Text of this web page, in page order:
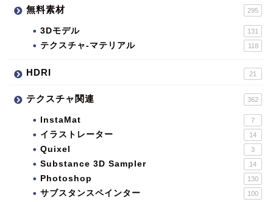
無料素材 295
3Dモデル 131
テクスチャ-マテリアル 118
HDRI 21
テクスチャ関連 362
InstaMat 7
イラストレーター 14
Quixel 3
Substance 3D Sampler 14
Photoshop 130
サブスタンスペインター 100